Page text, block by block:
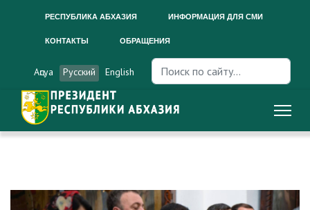
РЕСПУБЛИКА АБХАЗИЯ ИНФОРМАЦИЯ ДЛЯ СМИ
КОНТАКТЫ ОБРАЩЕНИЯ
Аԥсуа Русский English